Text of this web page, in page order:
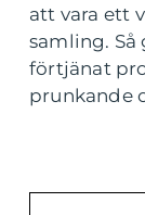
att vara ett
samling.
förtjänat
prunkande